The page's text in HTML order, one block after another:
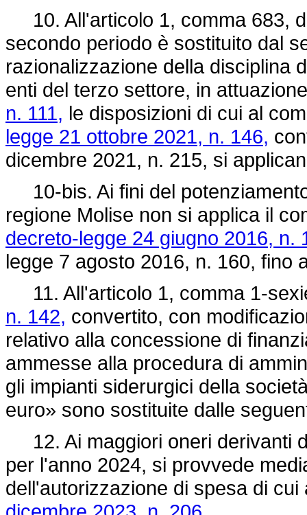
10. All'articolo 1, comma 683,
secondo periodo è sostituito dal
razionalizzazione della disciplina
enti del terzo settore, in
n. 111, le disposizioni di cui al
legge 21 ottobre 2021, n. 146,
dicembre 2021, n. 215, si
10-bis. Ai fini del
regione Molise non si applica il
decreto-legge 24 giugno 2016, n.
legge 7 agosto 2016, n. 160, fino
11. All'articolo 1, comma 1-
n. 142, convertito, con
relativo alla concessione di
ammesse alla procedura di
gli impianti siderurgici della
euro» sono sostituite dalle
12. Ai maggiori oneri derivanti
per l'anno 2024, si provvede
dell'autorizzazione di spesa di